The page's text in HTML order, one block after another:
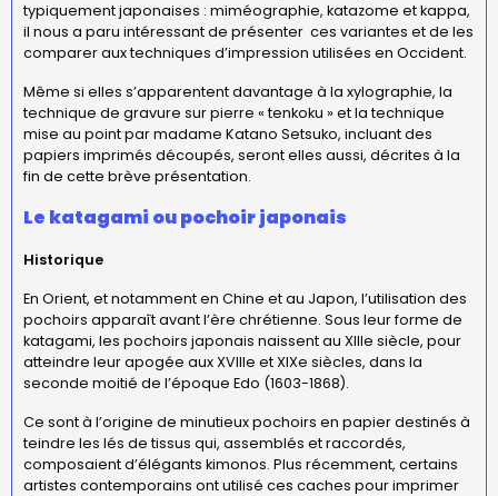
typiquement japonaises : miméographie, katazome et kappa,
il nous a paru intéressant de présenter ces variantes et de les
comparer aux techniques d’impression utilisées en Occident.
Même si elles s’apparentent davantage à la xylographie, la
technique de gravure sur pierre « tenkoku » et la technique
mise au point par madame Katano Setsuko, incluant des
papiers imprimés découpés, seront elles aussi, décrites à la
fin de cette brève présentation.
Le katagami ou pochoir japonais
Historique
En Orient, et notamment en Chine et au Japon, l’utilisation des
pochoirs apparaît avant l’ère chrétienne. Sous leur forme de
katagami, les pochoirs japonais naissent au XIIIe siècle, pour
atteindre leur apogée aux XVIIIe et XIXe siècles, dans la
seconde moitié de l’époque Edo (1603-1868).
Ce sont à l’origine de minutieux pochoirs en papier destinés à
teindre les lés de tissus qui, assemblés et raccordés,
composaient d’élégants kimonos. Plus récemment, certains
artistes contemporains ont utilisé ces caches pour imprimer